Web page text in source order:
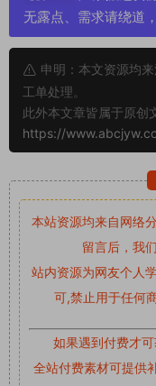
无露点、需求请绕道
申明：本文资源均
工单处理。
此外本文章皆属于原创
https://
本站资源均来自网络
留言后，我
站内资源为网友个人
可,禁止用于任何
如果遇到付费才
全站付费素材可提供